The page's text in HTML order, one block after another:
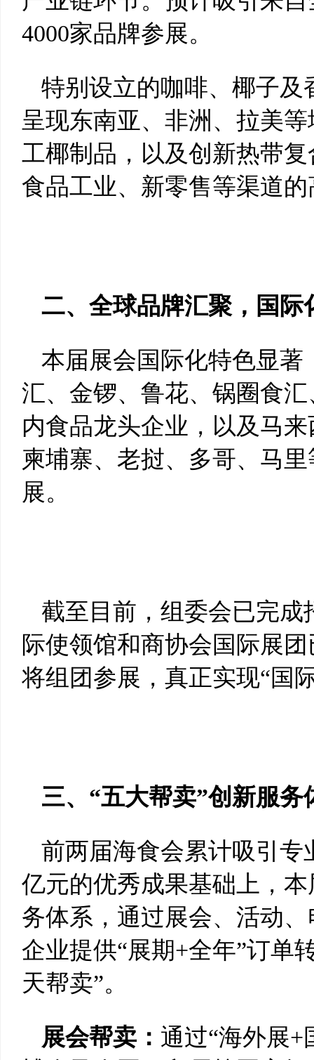
4000家品牌参展。
特别设立的咖啡、椰子
呈现东南亚、非洲、拉美
工椰制品，以及创新热带
食品工业、新零售等渠道
二、全球品牌汇聚，国际
本届展会国际化特色显
汇、金锣、鲁花、锅圈食
内食品龙头企业，以及马
柬埔寨、老挝、多哥、马
展。
截至目前，组委会已完成
际使领馆和商协会国际展
将组团参展，真正实现“国
三、“五大帮卖”创新服
前两届海食会累计吸引专
亿元的优秀成果基础上，
务体系，通过展会、活动
企业提供“展期+全年”订单
天帮卖”。
展会帮卖： 通过“海外展+